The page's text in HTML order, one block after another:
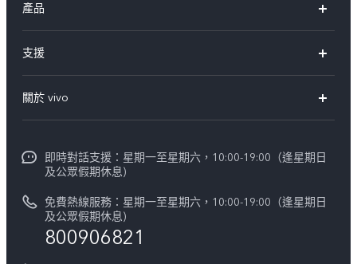
產品
X300
Y21d
支援
服務中心
Funtouch OS
系統升級
零配件價格查詢
IMEI 碼驗證
關於 vivo
新聞資訊
vivo工作
法律聲明
即時對話支援：星期一至星期六，10:00-19:00（逢星期日
及公眾假期休息)
免費熱線服務：星期一至星期六，10:00-19:00（逢星期日
及公眾假期休息)
800906821